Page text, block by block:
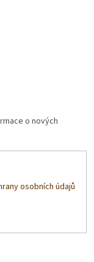
o nových
osobních údajů